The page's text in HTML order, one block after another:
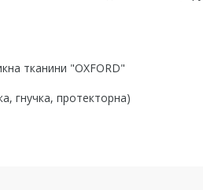
тканини "OXFORD"
гнучка, протекторна)